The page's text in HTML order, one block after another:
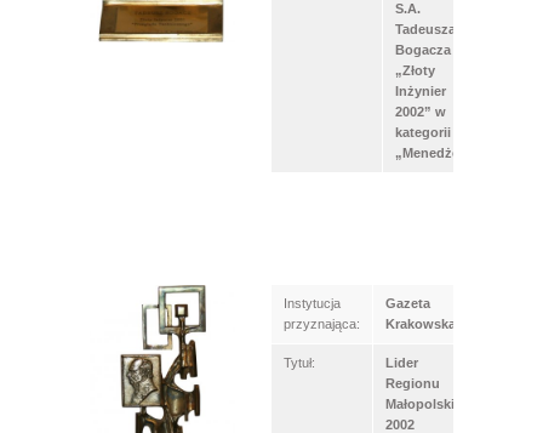
S.A.
Tadeusza
Bogacza
„Złoty
Inżynier
2002” w
kategorii
„Menedżer”
Instytucja
przyznająca:
Gazeta
Krakowska
Tytuł:
Lider
Regionu
Małopolski
2002